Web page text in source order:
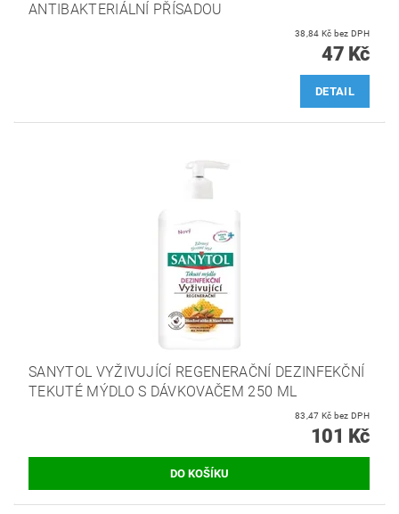
ANTIBAKTERIÁLNÍ PŘÍSADOU
38,84 Kč bez DPH
47 Kč
DETAIL
SANYTOL VYŽIVUJÍCÍ REGENERAČNÍ DEZINFEKČNÍ
TEKUTÉ MÝDLO S DÁVKOVAČEM 250 ML
83,47 Kč bez DPH
101 Kč